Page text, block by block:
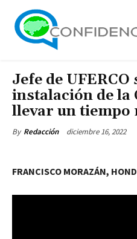
Jefe de
instalación de la
llevar un tiempo
By Redacción diciembre 16, 2022
FRANCISCO MORAZÁN,